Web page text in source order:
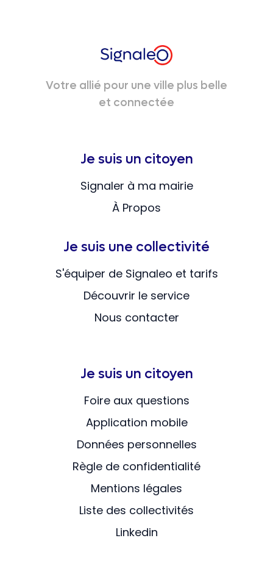
Votre allié pour une ville plus belle
et connectée
Je suis un citoyen
Signaler à ma mairie
À Propos
Je suis une collectivité
S'équiper de Signaleo et tarifs
Découvrir le service
Nous contacter
Je suis un citoyen
Foire aux questions
Application mobile
Données personnelles
Règle de confidentialité
Mentions légales
Liste des collectivités
Linkedin